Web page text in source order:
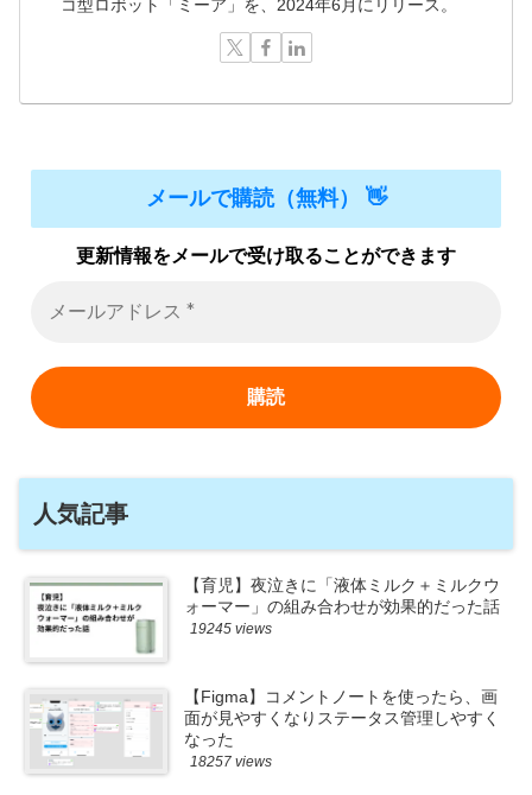
コ型ロボット「ミーア」を、2024年6月にリリース。
メールで購読（無料） 👋
更新情報をメールで受け取ることができます
人気記事
【育児】夜泣きに「液体ミルク＋ミルクウ
ォーマー」の組み合わせが効果的だった話
19245 views
【Figma】コメントノートを使ったら、画
面が見やすくなりステータス管理しやすく
なった
18257 views